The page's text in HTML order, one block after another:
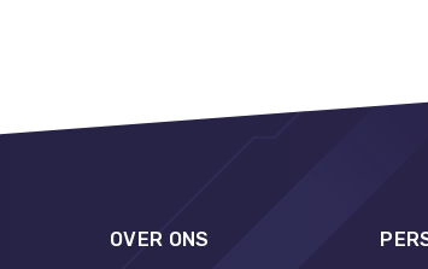
OVER ONS